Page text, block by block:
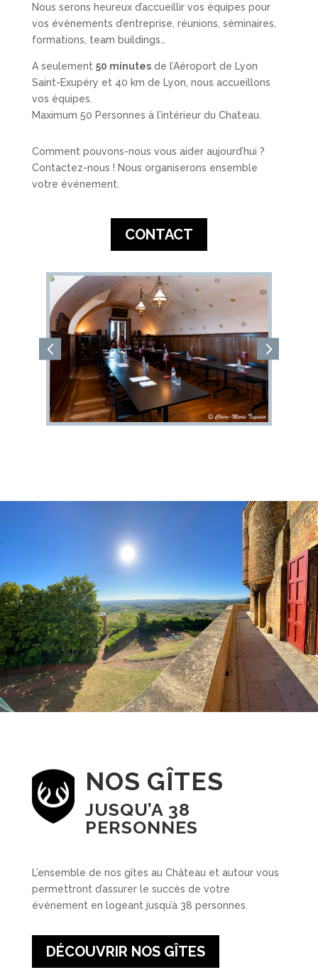
Nous serons heureux d’accueillir vos équipes pour
vos évènements d’entreprise, réunions, séminaires,
formations, team buildings…
A seulement 50 minutes de l’Aéroport de Lyon
Saint-Exupéry et 40 km de Lyon, nous accueillons
vos équipes.
Maximum 50 Personnes à l’intérieur du Chateau.
Comment pouvons-nous vous aider aujourd’hui ?
Contactez-nous ! Nous organiserons ensemble
votre événement.
CONTACT
NOS GÎTES
JUSQU’A 38
PERSONNES
L’ensemble de nos gîtes au Château et autour vous
permettront d’assurer le succès de votre
évènement en logeant jusqu’à 38 personnes.
DÉCOUVRIR NOS GÎTES